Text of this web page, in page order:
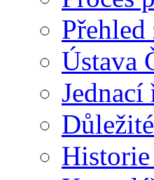
Ústava
Jednací
Historie